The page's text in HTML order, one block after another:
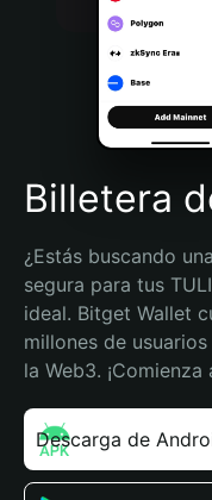
Português (Brasil)
Español (Argentina)
Billetera
¿Estás buscando
segura para tus
ideal. Bitget Wallet
millones de
la Web3.
Descarga de